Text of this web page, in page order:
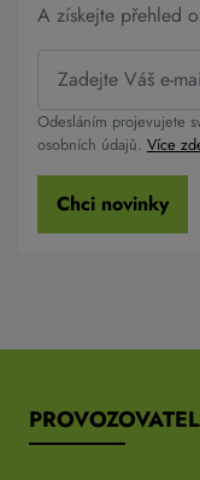
A získejte přehled
Odesláním projevujete
osobních údajů. Více
Chci novinky
PROVOZOVATEL